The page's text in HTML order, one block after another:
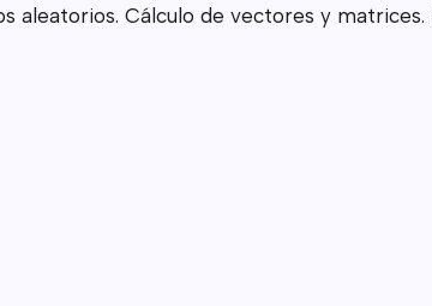
Cálculo de vectores y matrices.